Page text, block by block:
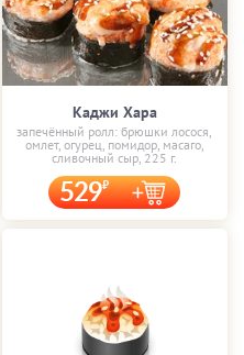
Каджи Хара
запечённый ролл: брюшки лосося,
омлет, огурец, помидор, масаго,
сливочный сыр, 225 г.
529